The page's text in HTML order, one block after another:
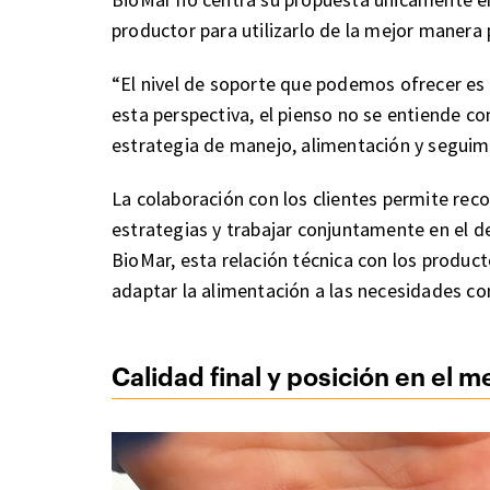
productor para utilizarlo de la mejor manera
“El nivel de soporte que podemos ofrecer
esta perspectiva, el pienso no se entiende
estrategia de manejo, alimentación y
La colaboración con los clientes permite
estrategias y trabajar conjuntamente en el
BioMar, esta relación técnica con los
adaptar la alimentación a las necesidades
Calidad final y posición en el